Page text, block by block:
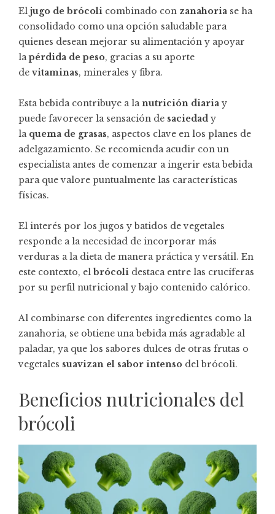
El jugo de brócoli combinado con zanahoria se ha
consolidado como una opción saludable para
quienes desean mejorar su alimentación y apoyar
lapérdida de peso, gracias a su aporte
de vitaminas, minerales y fibra.
Esta bebida contribuye a lanutrición diaria y
puede favorecer la sensación de saciedad y
la quema de grasas, aspectos clave en los planes de
adelgazamiento. Se recomienda acudir con un
especialista antes de comenzar a ingerir esta bebida
para que valore puntualmente las características
físicas.
El interés por los jugos y batidos de vegetales
responde a la necesidad de incorporar más
verduras a la dieta de manera práctica y versátil. En
este contexto, el brócoli destaca entre las crucíferas
por su perfil nutricional y bajo contenido calórico.
Al combinarse con diferentes ingredientes como la
zanahoria, se obtiene una bebida más agradable al
paladar, ya que los sabores dulces de otras frutas o
vegetales suavizan el sabor intenso del brócoli.
Beneficios nutricionales del
brócoli